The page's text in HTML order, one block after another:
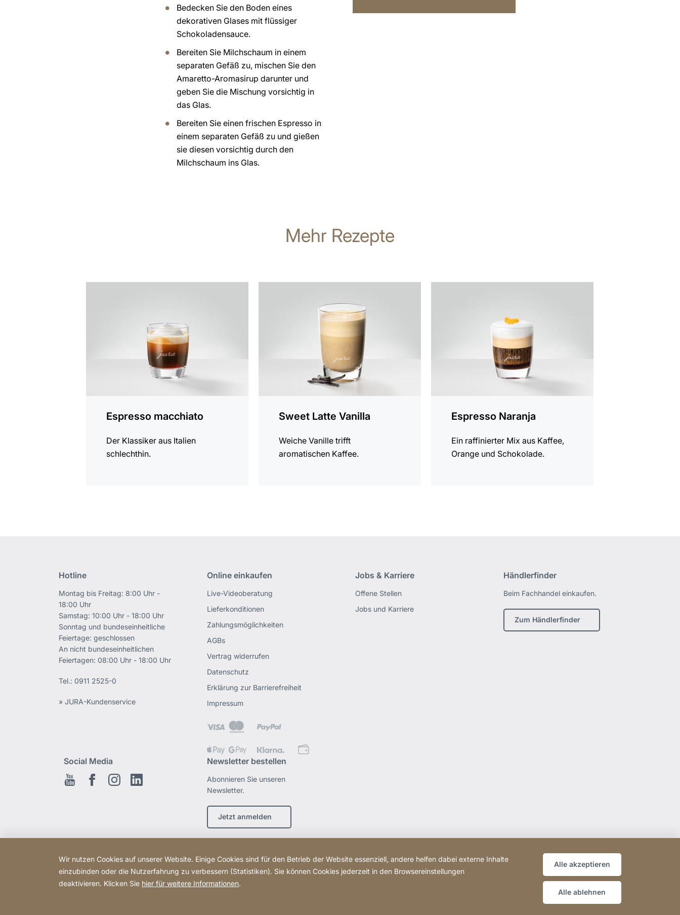
Bedecken Sie den Boden eines
dekorativen Glases mit flüssiger
Schokoladensauce.
Bereiten Sie Milchschaum in einem
separaten Gefäß zu, mischen Sie den
Amaretto-Aromasirup darunter und
geben Sie die Mischung vorsichtig in
das Glas.
Bereiten Sie einen frischen Espresso in
einem separaten Gefäß zu und gießen
sie diesen vorsichtig durch den
Milchschaum ins Glas.
Mehr Rezepte
Espresso macchiato
Der Klassiker aus Italien
schlechthin.
Sweet Latte Vanilla
Weiche Vanille trifft
aromatischen Kaffee.
Espresso Naranja
Ein raffinierter Mix aus Kaffee,
Orange und Schokolade.
Hotline
Montag bis Freitag: 8:00 Uhr -
18:00 Uhr
Samstag: 10:00 Uhr - 18:00 Uhr
Sonntag und bundeseinheitliche
Feiertage: geschlossen
An nicht bundeseinheitlichen
Feiertagen: 08:00 Uhr - 18:00 Uhr
Tel.: 0911 2525-0
» JURA-Kundenservice
Online einkaufen
Live-Videoberatung
Lieferkonditionen
Zahlungsmöglichkeiten
AGBs
Vertrag widerrufen
Datenschutz
Erklärung zur Barrierefreiheit
Impressum
Jobs & Karriere
Offene Stellen
Jobs und Karriere
Händlerfinder
Beim Fachhandel einkaufen.
Zum Händlerfinder
Social Media
Youtube FacebookInstagram
Newsletter bestellen
Abonnieren Sie unseren
Newsletter.
Jetzt anmelden
Website
[Website
Sitemap
Wir nutzen Cookies auf unserer Website. Einige Cookies sind für den Betrieb der Website essenziell, andere helfen dabei externe Inhalte
einzubinden oder die Nutzerfahrung zu verbessern (Statistiken). Sie können Cookies jederzeit in den Browsereinstellungen
deaktivieren. Klicken Sie hier für weitere Informationen.
Alle akzeptieren
Alle ablehnen